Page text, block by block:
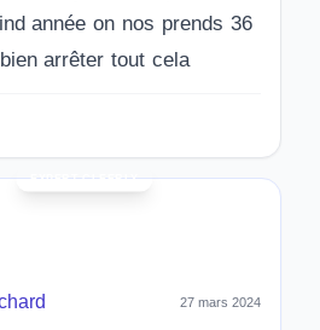
année on nos prends 36
arrêter tout cela
27 mars 2024